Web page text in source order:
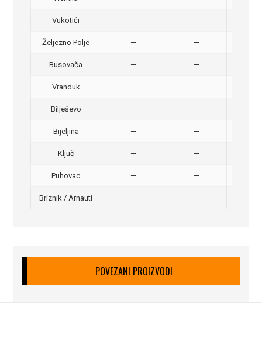
Vukotići — —
Željezno Polje — —
Busovača — —
Vranduk — —
Bilješevo — —
Bijeljina — —
Ključ — —
Puhovac — —
Briznik / Arnauti — —
POVEZANI PROIZVODI